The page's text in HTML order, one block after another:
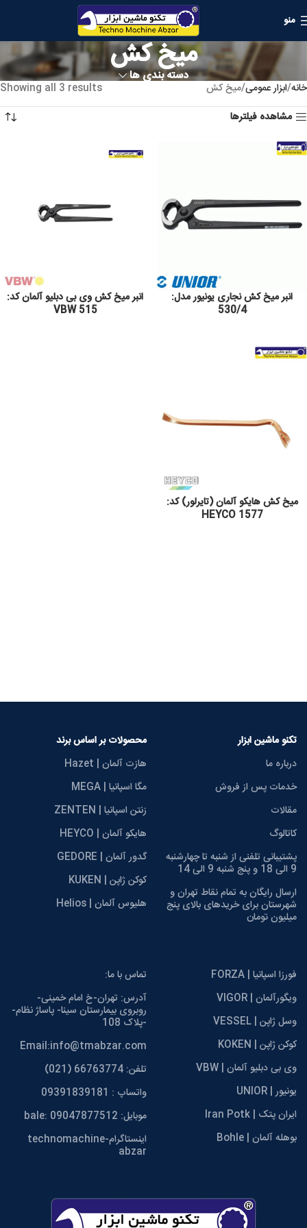
منو
میخ کش
دسته بندی ها
خانه ابزار عمومی میخ کش
Showing all 3 results
مشاهده فیلترها
انبر میخ کش نجاری یونیور مدل:
530/4
انبر میخ کش وی بی دبلیو آلمان کد:
VBW 515
میخ کش هایکو آلمان (تایرلور) کد:
HEYCO 1577
تکنو ماشین ابزار
درباره ما
خدمات پس از فروش
مقالات
کاتالوگ
پشتیبانی تلفنی از شنبه تا چهارشنبه
9 الی 18 و پنج شنبه 9 الی 14
ارسال رایگان به تمام نقاط تهران و
شهرستان برای خریدهای بالای پنج
میلیون تومان
محصولات بر اساس برند
هازت آلمان | Hazet
مگا اسپانیا | MEGA
زنتن اسپانیا | ZENTEN
هایکو آلمان | HEYCO
گدور آلمان | GEDORE
کوکن ژاپن | KUKEN
هلیوس آلمان | Helios
فورزا اسپانیا | FORZA
ویگورآلمان | VIGOR
وسل ژاپن | VESSEL
کوکن ژاپن | KOKEN
وی بی دبلیو آلمان | VBW
یونیور | UNIOR
ایران پتک | Iran Potk
بوهله آلمان | Bohle
تماس با ما:
آدرس: تهران-خ امام خمینی-
روبروی بیمارستان سینا- پاساژ نظام-
-پلاک 108
Email:info@tmabzar.com
تلفن: 66763774 (021)
واتساپ : 09391839181
موبایل: 09047877512 :bale
اینستاگرامtechnomachine-
abzar